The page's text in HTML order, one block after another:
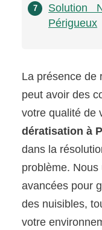
7
Solution
Périgueux
La présence de
peut avoir des
votre qualité de
dératisation à
dans la
problème.
avancées pour
des nuisibles,
votre